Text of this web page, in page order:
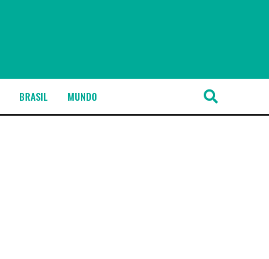
BRASIL MUNDO